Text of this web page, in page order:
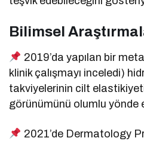
Bilimsel
2019’da yapılan bir
klinik çalışmayı inceledi)
takviyelerinin cilt
görünümünü olumlu yönde
2021’de Dermatology